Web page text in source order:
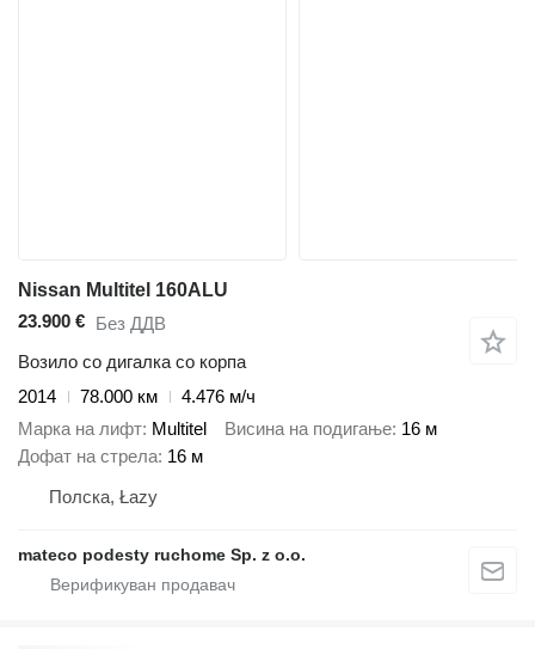
Nissan Multitel 160ALU
23.900 € Без ДДВ
Возило со дигалка со корпа
2014
78.000 км
4.476 м/ч
Марка на лифт Multitel Висина на подигање 16 м
Дофат на стрела 16 м
Полска, Łazy
mateco podesty ruchome Sp. z o.o.